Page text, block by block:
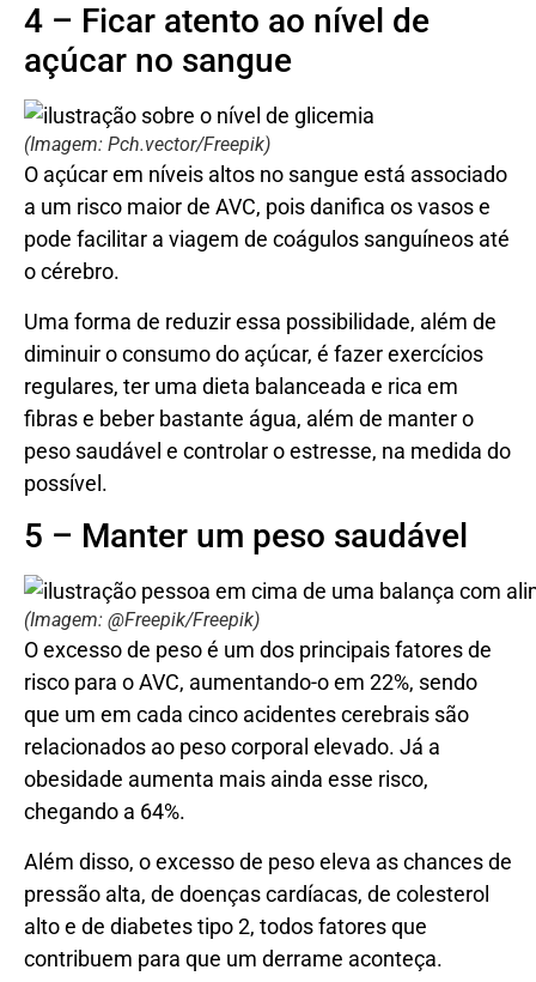
4 – Ficar atento ao nível de
açúcar no sangue
(Imagem: Pch.vector/Freepik)
O açúcar em níveis altos no sangue está associado
a um risco maior de AVC, pois danifica os vasos e
pode facilitar a viagem de coágulos sanguíneos até
o cérebro.
Uma forma de reduzir essa possibilidade, além de
diminuir o consumo do açúcar, é fazer exercícios
regulares, ter uma dieta balanceada e rica em
fibras e beber bastante água, além de manter o
peso saudável e controlar o estresse, na medida do
possível.
5 – Manter um peso saudável
(Imagem: @Freepik/Freepik)
O excesso de peso é um dos principais fatores de
risco para o AVC, aumentando-o em 22%, sendo
que um em cada cinco acidentes cerebrais são
relacionados ao peso corporal elevado. Já a
obesidade aumenta mais ainda esse risco,
chegando a 64%.
Além disso, o excesso de peso eleva as chances de
pressão alta, de doenças cardíacas, de colesterol
alto e de diabetes tipo 2, todos fatores que
contribuem para que um derrame aconteça.